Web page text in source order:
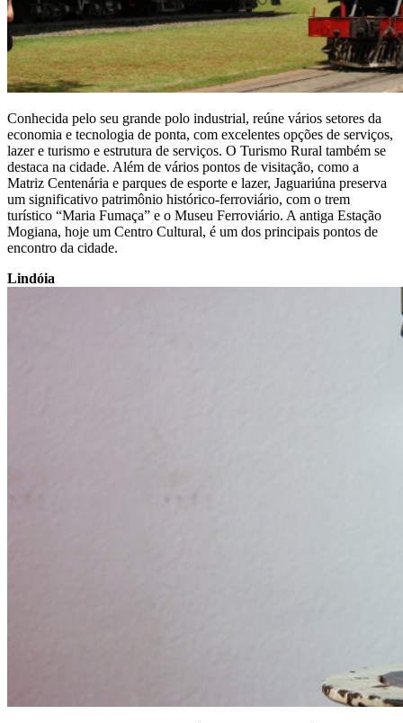
Conhecida pelo seu grande polo industrial, reúne vários setores da
economia e tecnologia de ponta, com excelentes opções de serviços,
lazer e turismo e estrutura de serviços. O Turismo Rural também se
destaca na cidade. Além de vários pontos de visitação, como a
Matriz Centenária e parques de esporte e lazer, Jaguariúna preserva
um significativo patrimônio histórico-ferroviário, com o trem
turístico “Maria Fumaça” e o Museu Ferroviário. A antiga Estação
Mogiana, hoje um Centro Cultural, é um dos principais pontos de
encontro da cidade.
Lindóia